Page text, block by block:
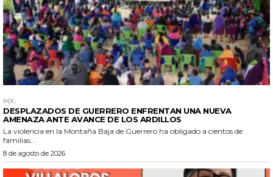
MX.
DESPLAZADOS DE GUERRERO ENFRENTAN UNA NUEVA
AMENAZA ANTE AVANCE DE LOS ARDILLOS
La violencia en la Montaña Baja de Guerrero ha obligado a cientos de
familias...
8 de agosto de 2026